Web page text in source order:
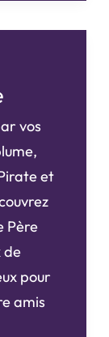
vos
et
Père
de
pour
amis